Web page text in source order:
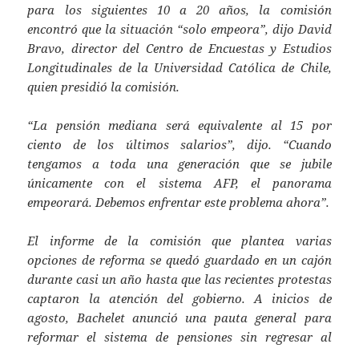
para los siguientes 10 a 20 años, la comisión
encontró que la situación “solo empeora”, dijo David
Bravo, director del Centro de Encuestas y Estudios
Longitudinales de la Universidad Católica de Chile,
quien presidió la comisión.
“La pensión mediana será equivalente al 15 por
ciento de los últimos salarios”, dijo. “Cuando
tengamos a toda una generación que se jubile
únicamente con el sistema AFP, el panorama
empeorará. Debemos enfrentar este problema ahora”.
El informe de la comisión que plantea varias
opciones de reforma se quedó guardado en un cajón
durante casi un año hasta que las recientes protestas
captaron la atención del gobierno. A inicios de
agosto, Bachelet anunció una pauta general para
reformar el sistema de pensiones sin regresar al